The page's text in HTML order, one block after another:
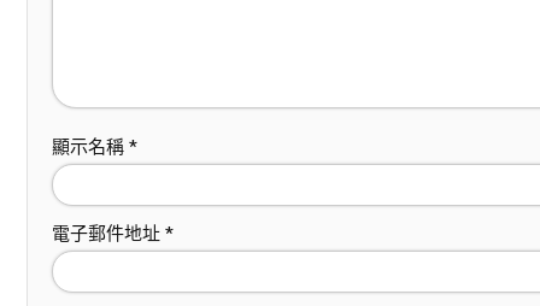
顯示名稱 *
電子郵件地址 *